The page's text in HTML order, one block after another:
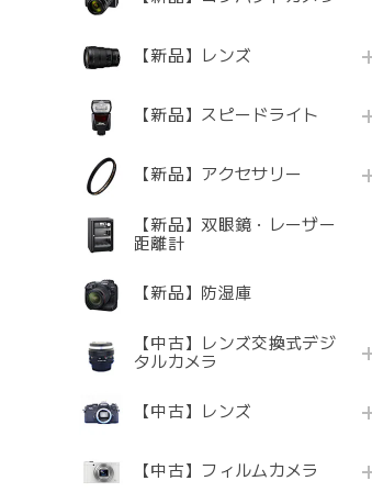
【新品】レンズ
【新品】スピードライト
【新品】アクセサリー
【新品】双眼鏡・レーザー
距離計
【新品】防湿庫
【中古】レンズ交換式デジ
タルカメラ
【中古】レンズ
【中古】フィルムカメラ